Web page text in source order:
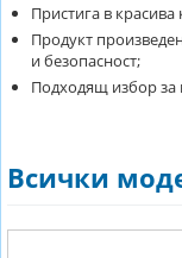
Пристига в
Продукт
и безопасност;
Подходящ избор за
Всички